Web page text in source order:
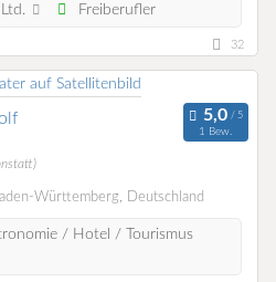
Freiberufler
32
1 Bew.
Württemberg, Deutschland
/ Hotel / Tourismus